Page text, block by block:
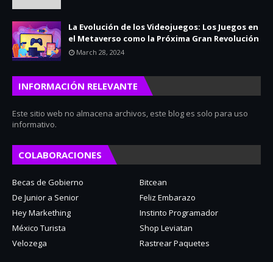
La Evolución de los Videojuegos: Los Juegos en
el Metaverso como la Próxima Gran Revolución
March 28, 2024
INFORMACIÓN RELEVANTE
Este sitio web no almacena archivos, este blog es solo para uso
informativo.
COLABORACIONES
Becas de Gobierno
Bitcean
De Junior a Senior
Feliz Embarazo
Hey Markething
Instinto Programador
México Turista
Shop Leviatan
Velozega
Rastrear Paquetes